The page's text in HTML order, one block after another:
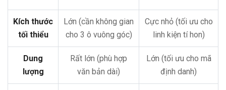
Kích thước
tối thiểu
Lớn (cần không gian
cho 3 ô vuông góc)
Cực nhỏ (tối ưu cho
linh kiện tí hon)
Dung
lượng
Rất lớn (phù hợp
văn bản dài)
Lớn (tối ưu cho mã
định danh)